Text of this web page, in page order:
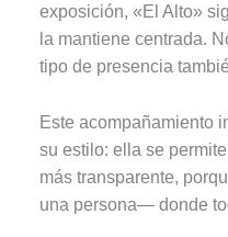
exposición, «El Alto»
la mantiene centrada.
tipo de presencia
Este acompañamiento
su estilo: ella se
más transparente,
una persona— donde